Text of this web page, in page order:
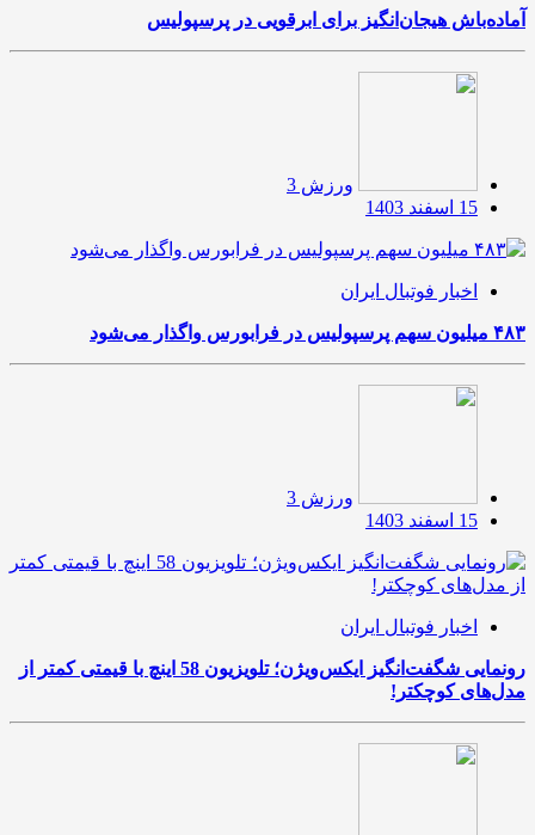
آماده‌باش هیجان‌انگیز برای ابرقویی در پرسپولیس
ورزش 3
15 اسفند 1403
اخبار فوتبال ایران
۴۸۳ میلیون سهم پرسپولیس در فرابورس واگذار می‌شود
ورزش 3
15 اسفند 1403
اخبار فوتبال ایران
رونمایی شگفت‌انگیز ایکس‌ویژن؛ تلویزیون 58 اینچ با قیمتی کمتر از
مدل‌های کوچکتر!